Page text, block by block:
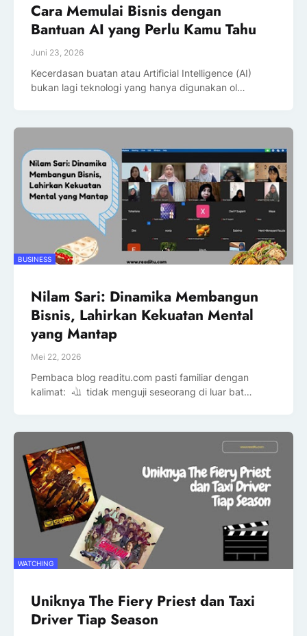
Cara Memulai Bisnis dengan
Bantuan AI yang Perlu Kamu Tahu
Juni 23, 2026
Kecerdasan buatan atau Artificial Intelligence (AI)
bukan lagi teknologi yang hanya digunakan ol…
BUSINESS
Nilam Sari: Dinamika Membangun
Bisnis, Lahirkan Kekuatan Mental
yang Mantap
Mei 22, 2026
Pembaca blog readitu.com pasti familiar dengan
kalimat: ﷲ tidak menguji seseorang di luar bat…
WATCHING
Uniknya The Fiery Priest dan Taxi
Driver Tiap Season